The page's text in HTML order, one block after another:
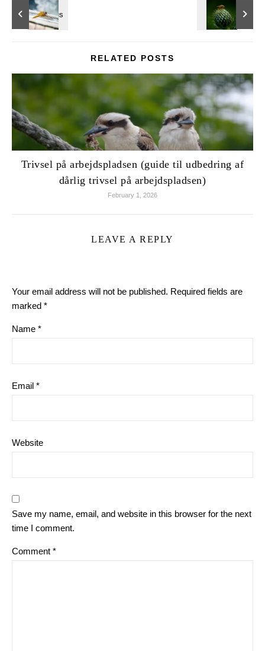
RELATED POSTS
Trivsel på arbejdspladsen (guide til udbedring af
dårlig trivsel på arbejdspladsen)
February 1, 2026
LEAVE A REPLY
Your email address will not be published. Required fields are
marked *
Name *
Email *
Website
Save my name, email, and website in this browser for the next
time I comment.
Comment *